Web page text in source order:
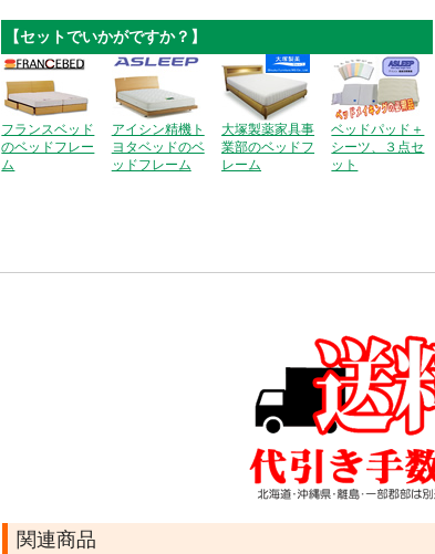
【セットでいかがですか？】
フランスベッド
のベッドフレー
ム
アイシン精機ト
ヨタベッドのベ
ッドフレーム
大塚製薬家具事
業部のベッドフ
レーム
ベッドパッド＋
シーツ、３点セ
ット
関連商品